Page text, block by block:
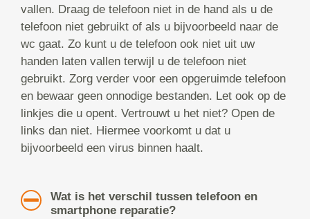
vallen. Draag de telefoon niet in de hand als u de
telefoon niet gebruikt of als u bijvoorbeeld naar de
wc gaat. Zo kunt u de telefoon ook niet uit uw
handen laten vallen terwijl u de telefoon niet
gebruikt. Zorg verder voor een opgeruimde telefoon
en bewaar geen onnodige bestanden. Let ook op de
linkjes die u opent. Vertrouwt u het niet? Open de
links dan niet. Hiermee voorkomt u dat u
bijvoorbeeld een virus binnen haalt.
Wat is het verschil tussen telefoon en
smartphone reparatie?